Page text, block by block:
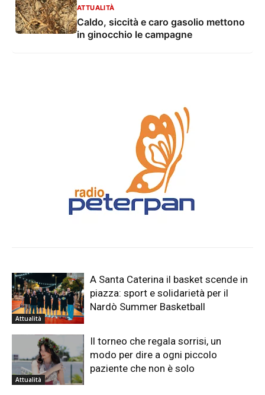
ATTUALITÀ
Caldo, siccità e caro gasolio mettono
in ginocchio le campagne
Attualità
A Santa Caterina il basket scende in
piazza: sport e solidarietà per il
Nardò Summer Basketball
Attualità
Il torneo che regala sorrisi, un
modo per dire a ogni piccolo
paziente che non è solo